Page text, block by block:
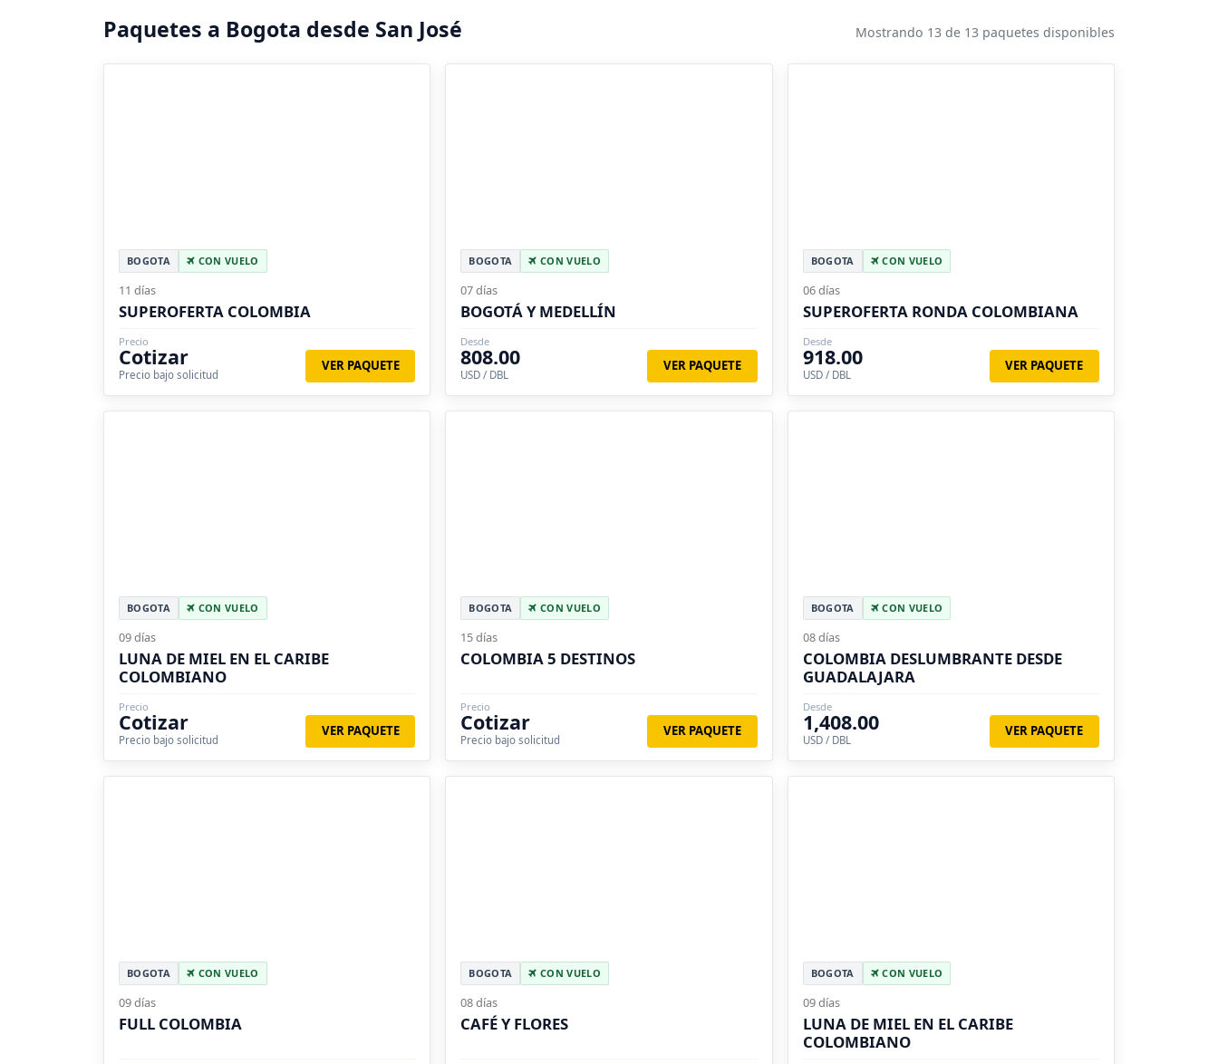
Paquetes a Bogota desde San José Mostrando 13 de 13 paquetes disponibles
BOGOTA CON VUELO
11 días
SUPEROFERTA COLOMBIA
Precio
Cotizar
Precio bajo solicitud
VER PAQUETE
BOGOTA CON VUELO
07 días
BOGOTÁ Y MEDELLÍN
Desde
808.00
USD / DBL
VER PAQUETE
BOGOTA CON VUELO
06 días
SUPEROFERTA RONDA COLOMBIANA
Desde
918.00
USD / DBL
VER PAQUETE
BOGOTA CON VUELO
09 días
LUNA DE MIEL EN EL CARIBE
COLOMBIANO
Precio
Cotizar
Precio bajo solicitud
VER PAQUETE
BOGOTA CON VUELO
15 días
COLOMBIA 5 DESTINOS
Precio
Cotizar
Precio bajo solicitud
VER PAQUETE
BOGOTA CON VUELO
08 días
COLOMBIA DESLUMBRANTE DESDE
GUADALAJARA
Desde
1,408.00
USD / DBL
VER PAQUETE
BOGOTA CON VUELO
09 días
FULL COLOMBIA
BOGOTA CON VUELO
08 días
CAFÉ Y FLORES
BOGOTA CON VUELO
09 días
LUNA DE MIEL EN EL CARIBE
COLOMBIANO